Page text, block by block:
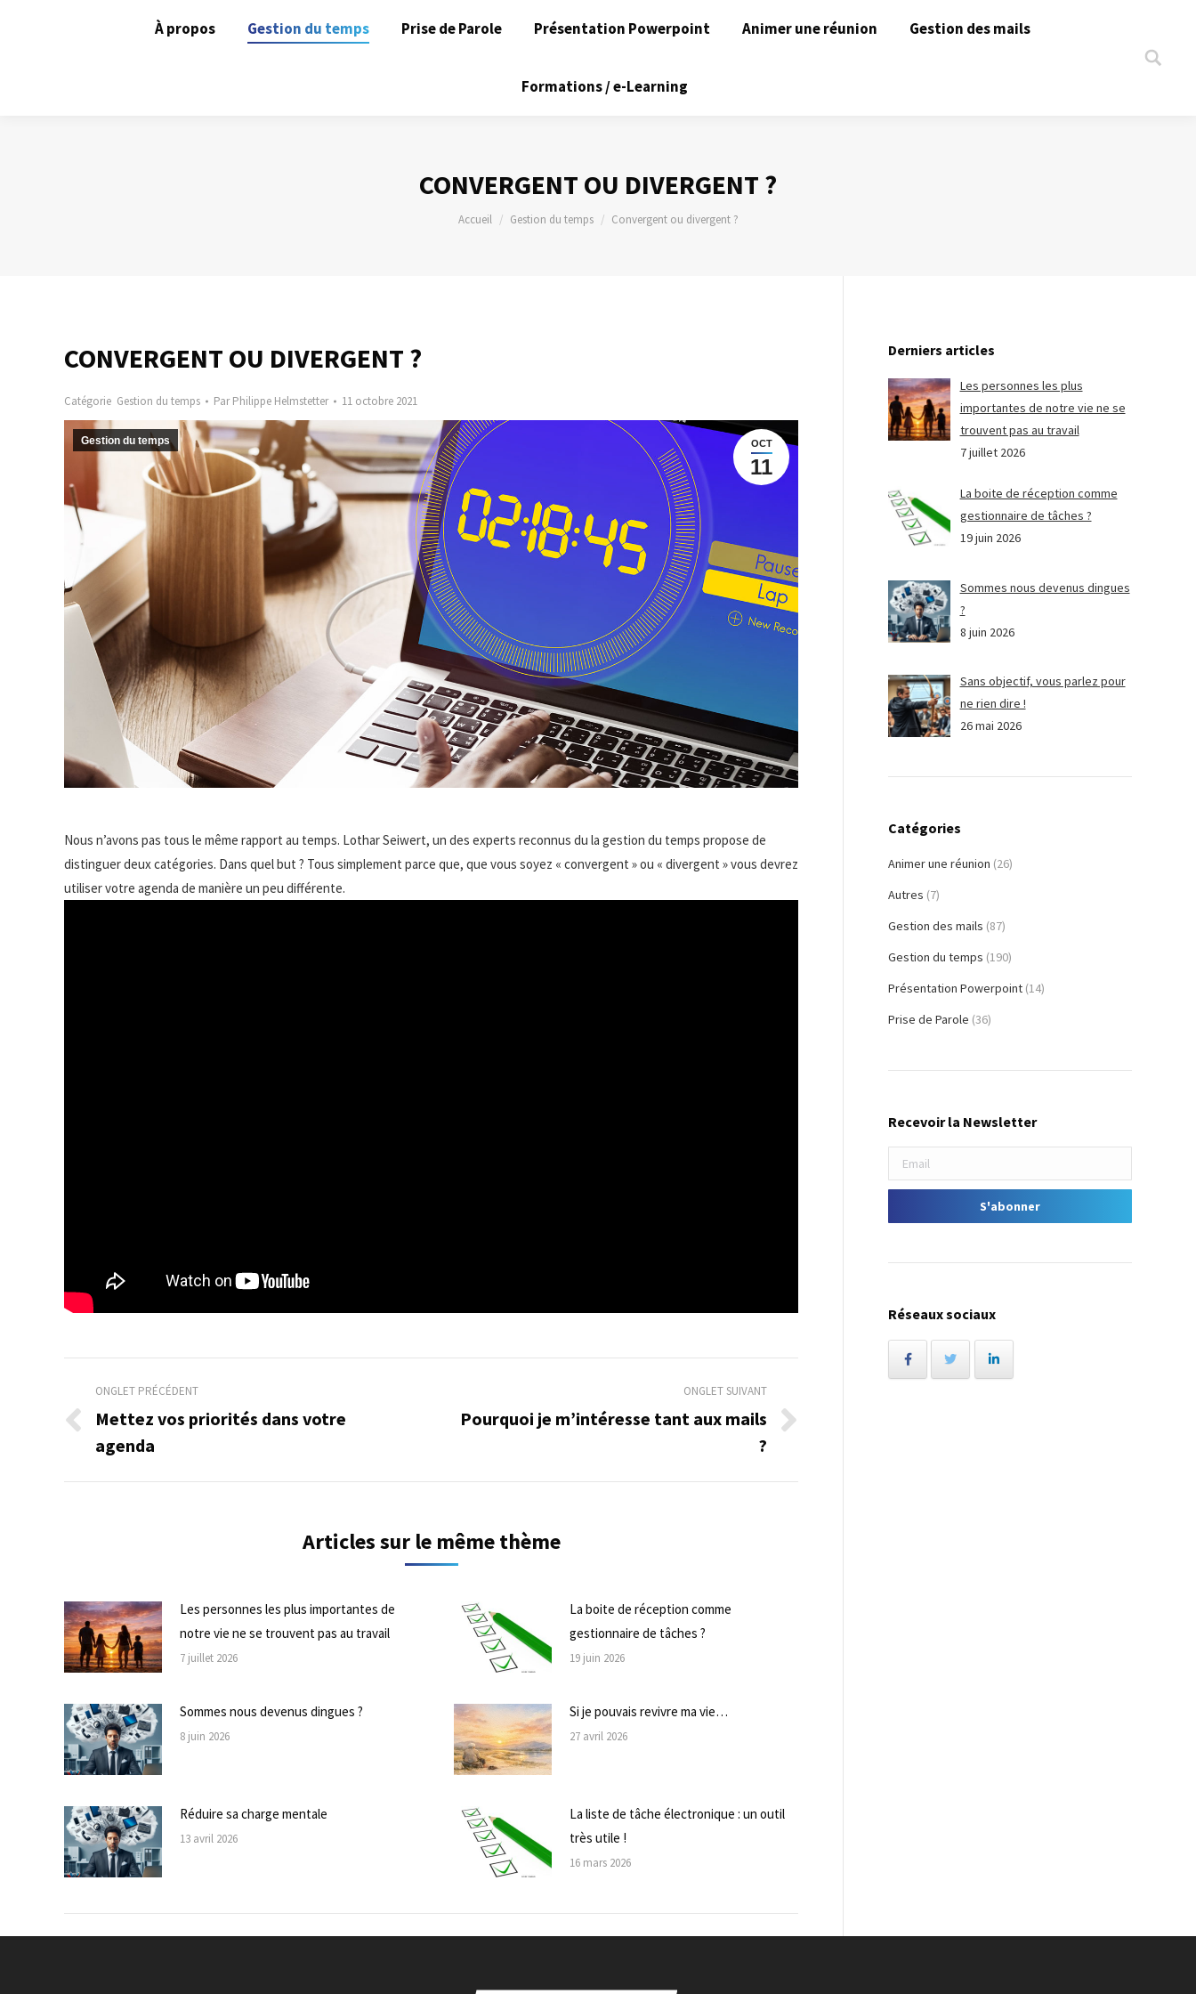
À propos Gestion du temps Prise de Parole Présentation Powerpoint Animer une réunion Gestion des mails
Formations / e-Learning
Search:
CONVERGENT OU DIVERGENT ?
Vous êtes ici :
Accueil Gestion du temps Convergent ou divergent ?
CONVERGENT OU DIVERGENT ?
Catégorie Gestion du temps ParPhilippe Helmstetter 11 octobre 2021
OCT
11
Gestion du temps
Nous n’avons pas tous le même rapport au temps. Lothar Seiwert, un des experts reconnus du la gestion du temps propose de
distinguer deux catégories. Dans quel but ? Tous simplement parce que, que vous soyez « convergent » ou « divergent » vous devrez
utiliser votre agenda de manière un peu différente.
Navigation
de
commentaire
ONGLET PRÉCÉDENT
Onglet
précédent
Mettez vos priorités dans votre
agenda
ONGLET SUIVANT
Onglet
Pourquoi je m’intéresse tant aux mails
?
Articles sur le même thème
Les personnes les plus importantes de
notre vie ne se trouvent pas au travail
7 juillet 2026
La boite de réception comme
gestionnaire de tâches ?
19 juin 2026
Sommes nous devenus dingues ?
8 juin 2026
Si je pouvais revivre ma vie…
27 avril 2026
Réduire sa charge mentale
13 avril 2026
La liste de tâche électronique : un outil
très utile !
16 mars 2026
Derniers articles
Les personnes les plus
importantes de notre vie ne se
trouvent pas au travail
7 juillet 2026
La boite de réception comme
gestionnaire de tâches ?
19 juin 2026
Sommes nous devenus dingues
?
8 juin 2026
Sans objectif, vous parlez pour
ne rien dire !
26 mai 2026
Catégories
Animer une réunion (26)
Autres (7)
Gestion des mails (87)
Gestion du temps (190)
Présentation Powerpoint (14)
Prise de Parole (36)
Recevoir la Newsletter
Réseaux sociaux